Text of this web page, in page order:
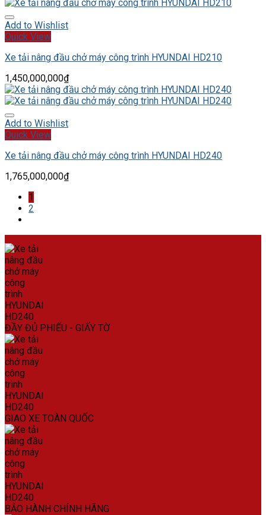
Add to Wishlist
Quick View
Xe tải nâng đầu chở máy công trình HYUNDAI HD210
1,450,000,000₫
Add to Wishlist
Quick View
Xe tải nâng đầu chở máy công trình HYUNDAI HD240
1,765,000,000₫
1
2
ĐẦY ĐỦ PHIẾU - GIẤY TỜ
GIAO XE TOÀN QUỐC
BẢO HÀNH CHÍNH HÃNG